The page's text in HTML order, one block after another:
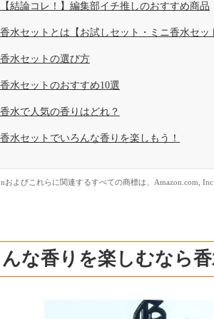
【結論コレ！】編集部イチ推しのおすすめ商品
香水セットとは【お試しセット・ミニ香水セッ
香水セットの選び方
香水セットのおすすめ10選
香水で人気の香りはどれ？
香水セットでいろんな香りを楽しもう！
およびこれらに関連するすべての商標は、Amazon.com,
な香りを楽しむなら